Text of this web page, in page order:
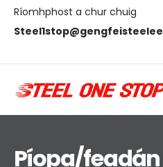
Ríomhphost a chur chuig
Píopa/